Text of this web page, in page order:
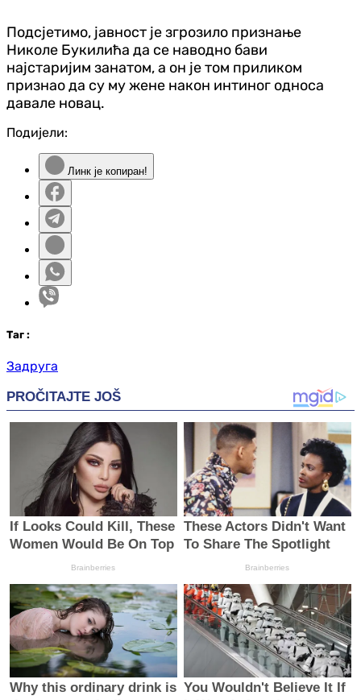
Подсјетимо, јавност је згрозило признање
Николе Букилића да се наводно бави
најстаријим занатом, а он је том приликом
признао да су му жене након интиног односа
давале новац.
Подијели:
Линк је копиран!
Таг :
Задруга